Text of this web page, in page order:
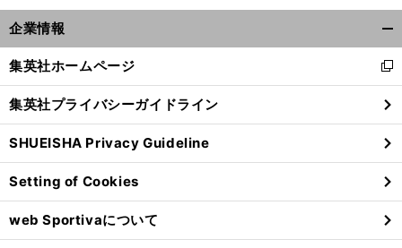
企業情報
閉
る
集英社ホームページ
新
し
い
ウ
ィ
ン
ド
ウ
で
開
集英社プライバシーガイドライン
SHUEISHA Privacy Guideline
Setting of Cookies
web Sportivaについて